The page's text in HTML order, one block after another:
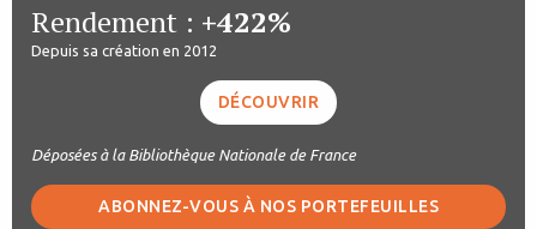
Rendement : +422%
Depuis sa création en 2012
DÉCOUVRIR
Déposées à la Bibliothèque Nationale de France
ABONNEZ-VOUS À NOS PORTEFEUILLES